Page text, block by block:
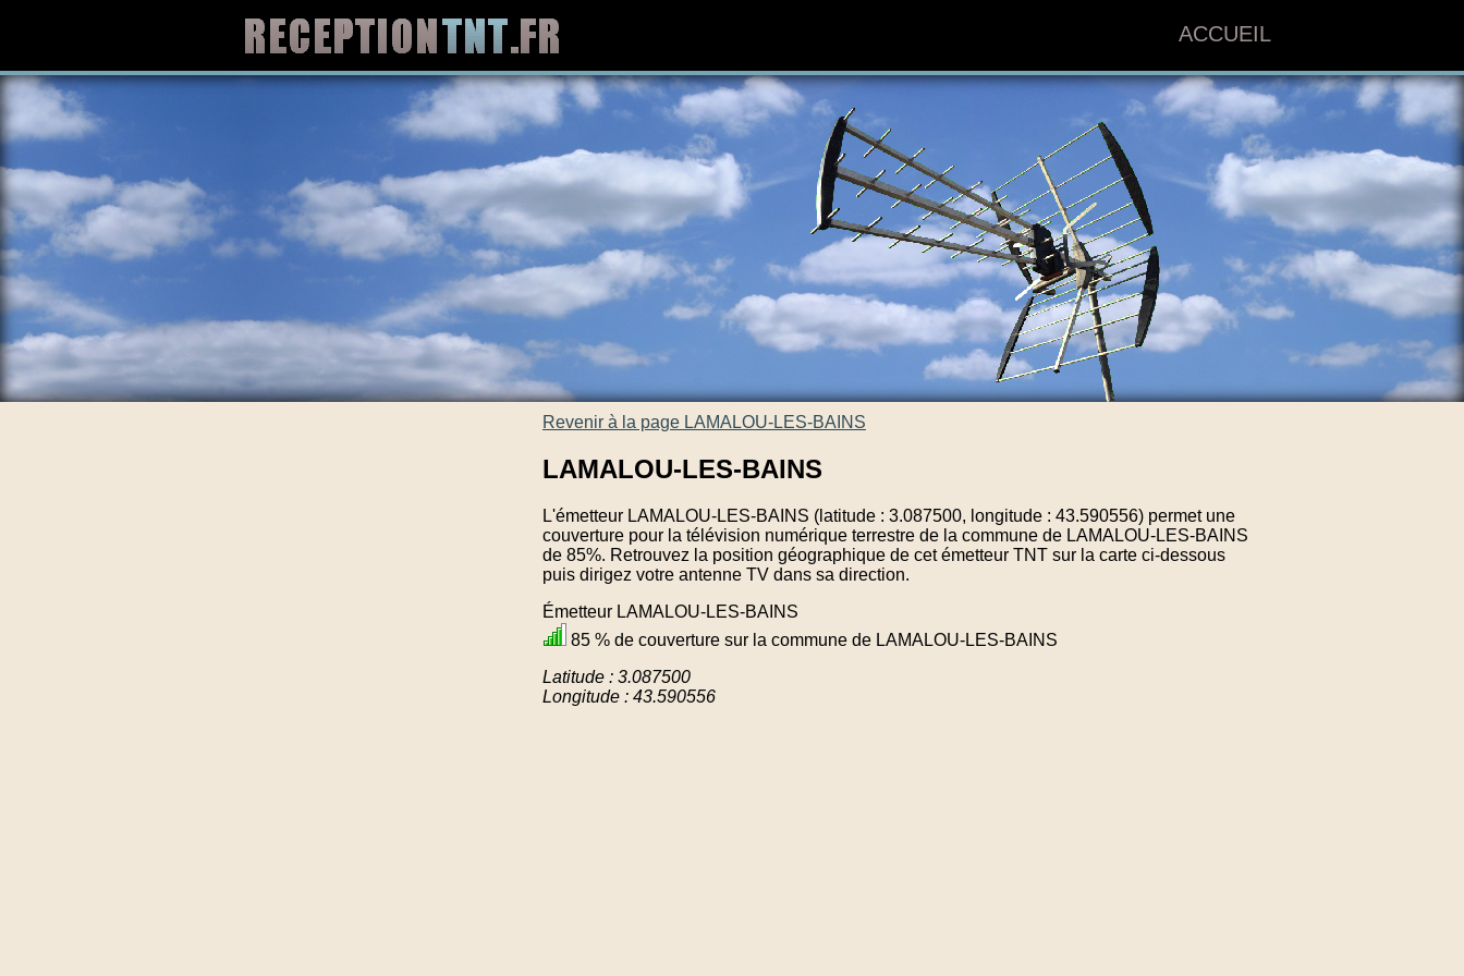
ACCUEIL
Revenir à la page LAMALOU-LES-BAINS
LAMALOU-LES-BAINS
L'émetteur LAMALOU-LES-BAINS (latitude : 3.087500, longitude : 43.590556) permet une
couverture pour la télévision numérique terrestre de la commune de LAMALOU-LES-BAINS
de 85%. Retrouvez la position géographique de cet émetteur TNT sur la carte ci-dessous
puis dirigez votre antenne TV dans sa direction.
Émetteur LAMALOU-LES-BAINS
85 % de couverture sur la commune de LAMALOU-LES-BAINS
Latitude : 3.087500
Longitude : 43.590556